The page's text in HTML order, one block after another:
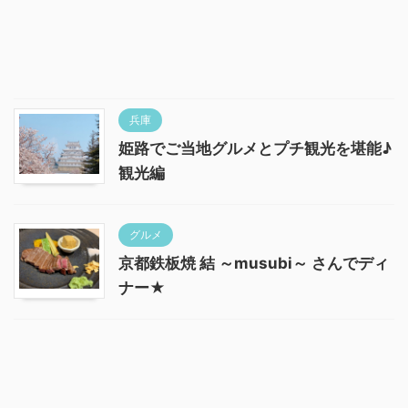
兵庫
姫路でご当地グルメとプチ観光を堪能♪
観光編
グルメ
京都鉄板焼 結 ～musubi～ さんでディ
ナー★